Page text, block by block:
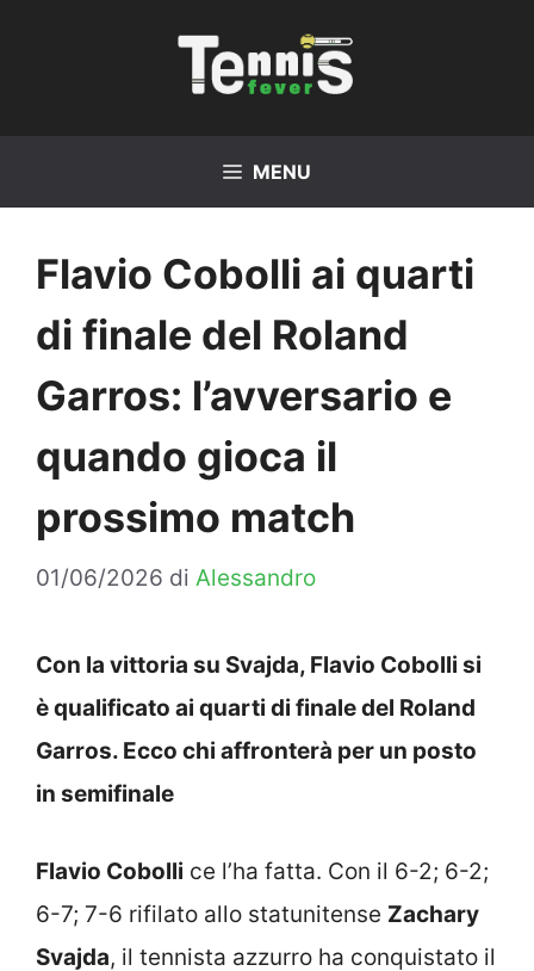
MENU
Flavio Cobolli ai quarti
di finale del Roland
Garros: l’avversario e
quando gioca il
prossimo match
01/06/2026 di Alessandro
Con la vittoria su Svajda, Flavio Cobolli si
è qualificato ai quarti di finale del Roland
Garros. Ecco chi affronterà per un posto
in semifinale
Flavio Cobolli ce l’ha fatta. Con il 6-2; 6-2;
6-7; 7-6 rifilato allo statunitense Zachary
Svajda, il tennista azzurro ha conquistato il